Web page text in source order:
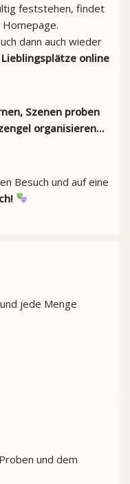
feststehen, findet
dann auch wieder
online
Szenen proben
organisieren…
Besuch und auf eine
jede Menge
und dem